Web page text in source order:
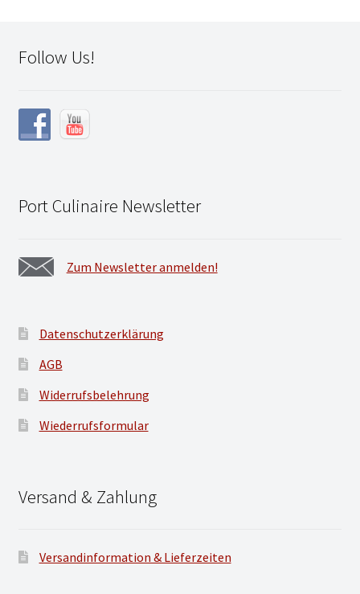
Follow Us!
Port Culinaire Newsletter
Zum Newsletter anmelden!
Datenschutzerklärung
AGB
Widerrufsbelehrung
Wiederrufsformular
Versand & Zahlung
Versandinformation & Lieferzeiten